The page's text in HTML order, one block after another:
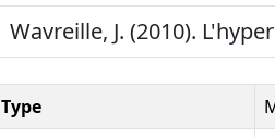
Wavreille, J. (2010).
Type